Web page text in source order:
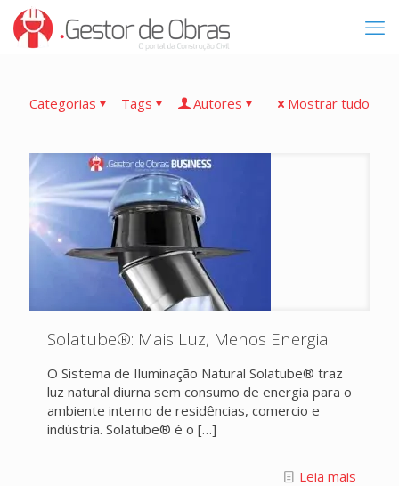
Categorias Tags Autores Mostrar tudo
Solatube®: Mais Luz, Menos Energia
O Sistema de Iluminação Natural Solatube® traz
luz natural diurna sem consumo de energia para o
ambiente interno de residências, comercio e
indústria. Solatube® é o […]
Leia mais